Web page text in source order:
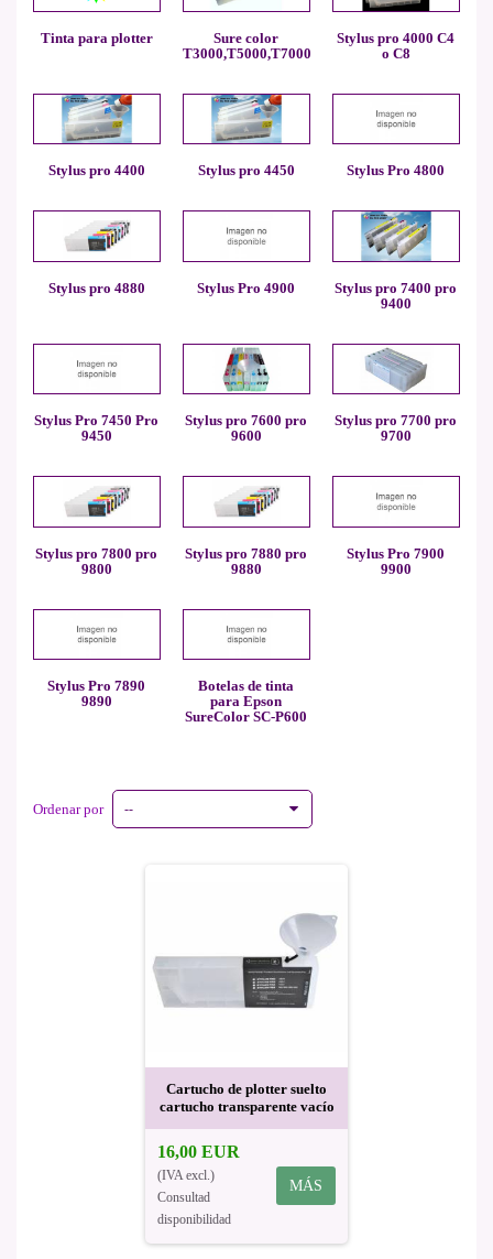
Tinta para plotter
Sure color
T3000,T5000,T7000
Stylus pro 4000 C4
o C8
Stylus pro 4400 Stylus pro 4450 Stylus Pro 4800
Stylus pro 4880 Stylus Pro 4900
Stylus pro 7400 pro
9400
Stylus Pro 7450 Pro
9450
Stylus pro 7600 pro
9600
Stylus pro 7700 pro
9700
Stylus pro 7800 pro
9800
Stylus pro 7880 pro
9880
Stylus Pro 7900
9900
Stylus Pro 7890
9890
Botelas de tinta
para Epson
SureColor SC-P600
Ordenar por --
Cartucho de plotter suelto
cartucho transparente vacío
16,00 EUR
(IVA excl.)
Consultad
disponibilidad
MÁS